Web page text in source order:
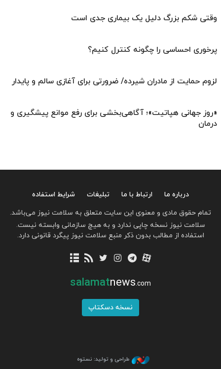
وقتی شکم بزرگ دلیل یک بیماری جدی است
پرخوری احساسی را چگونه کنترل کنیم؟
لزوم حمایت از مادران شیرده/ ضرورتی برای آغازی سالم و پایدار
«روز جهانی هپاتیت»؛ آگاهی‌بخشی برای رفع موانع پیشگیری و
درمان
درباره ما ارتباط با ما تبلیغات
شرایط استفاده
تمام حقوق مادی و معنوی این سایت متعلق به سلامت نیوز می‌باشد.
سلامت نیوز نسخه چاپی ندارد و به هیچ سازمانی وابسته نیست.
استفاده از مطالب بدون ذکر منبع سلامت نیوز پیگرد قانونی دارد.
salamatnews.com
نسخه دسکتاپ
طراحی و تولید: نستوه